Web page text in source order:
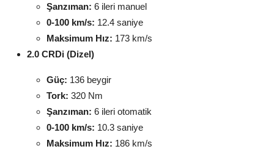
Şanzıman: 6 ileri manuel
0-100 km/s: 12.4 saniye
Maksimum Hız: 173 km/s
2.0 CRDi (Dizel)
Güç: 136 beygir
Tork: 320 Nm
Şanzıman: 6 ileri otomatik
0-100 km/s: 10.3 saniye
Maksimum Hız: 186 km/s